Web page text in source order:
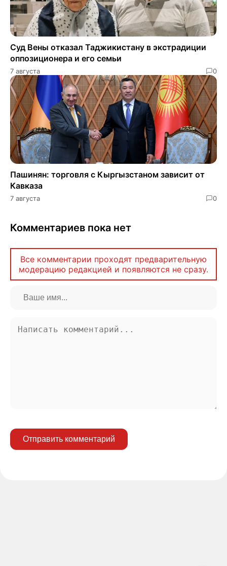
Суд Вены отказал Таджикистану в экстрадиции
оппозиционера и его семьи
7 августа 0
Пашинян: торговля с Кыргызстаном зависит от
Кавказа
7 августа 0
Комментариев пока нет
Все комментарии проходят предварительную
модерацию редакцией и появляются не сразу.
Отправить комментарий